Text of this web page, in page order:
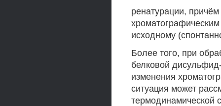
ренатурации,
исходному
Более того, при
белковой
изменения
ситуация может
термодинамической